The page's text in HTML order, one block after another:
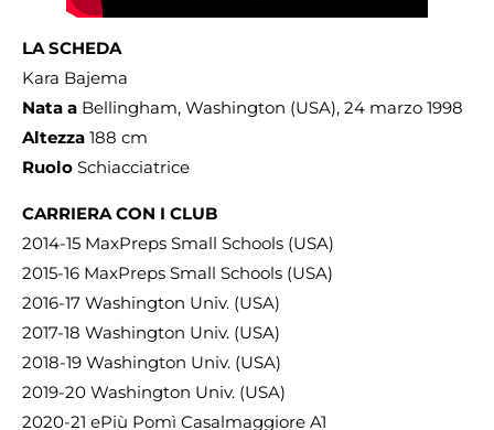
LA SCHEDA
Kara Bajema
Nata a Bellingham, Washington (USA), 24 marzo 1998
Altezza 188 cm
Ruolo Schiacciatrice
CARRIERA CON I CLUB
2014-15 MaxPreps Small Schools (USA)
2015-16 MaxPreps Small Schools (USA)
2016-17 Washington Univ. (USA)
2017-18 Washington Univ. (USA)
2018-19 Washington Univ. (USA)
2019-20 Washington Univ. (USA)
2020-21 ePiù Pomì Casalmaggiore A1